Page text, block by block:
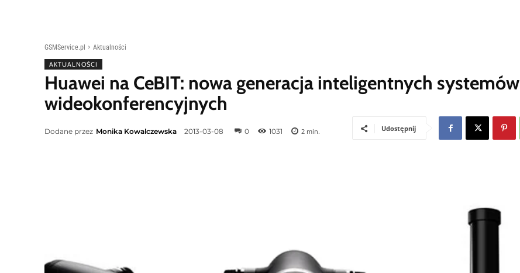
GSMService.pl Aktualności
AKTUALNOŚCI
Huawei na CeBIT: nowa generacja inteligentnych systemów
wideokonferencyjnych
Dodane przez Monika Kowalczewska 2013-03-08 0 1031 2 min. Udostępnij